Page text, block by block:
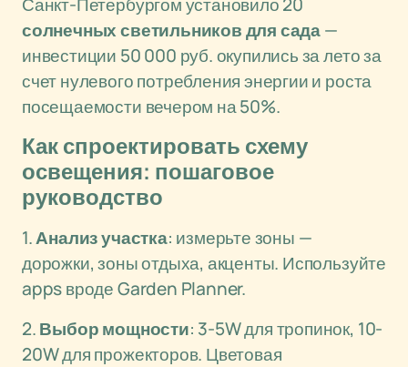
солнечных светильников для сада—
инвестиции 50 000 руб. окупились за лето за
счет нулевого потребления энергии и роста
посещаемости вечером на 50%.
Как спроектировать схему
освещения: пошаговое
руководство
1.Анализ участка: измерьте зоны —
дорожки, зоны отдыха, акценты. Используйте
apps вроде Garden Planner.
2.Выбор мощности: 3-5W для тропинок, 10-
20W для прожекторов. Цветовая